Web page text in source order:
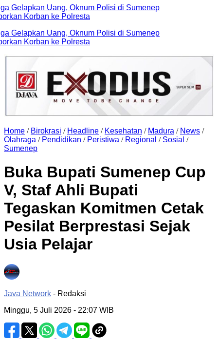
Uang, Oknum Polisi di Sumenep
Korban ke Polresta
Uang, Oknum Polisi di Sumenep
Korban ke Polresta
Home / Birokrasi / Headline / Kesehatan / Madura / News /
Olahraga / Pendidikan / Peristiwa / Regional / Sosial /
Sumenep
Buka Bupati Sumenep Cup
V, Staf Ahli Bupati
Tegaskan Komitmen Cetak
Pesilat Berprestasi Sejak
Usia Pelajar
Java Network - Redaksi
Minggu, 5 Juli 2026 - 22:07 WIB